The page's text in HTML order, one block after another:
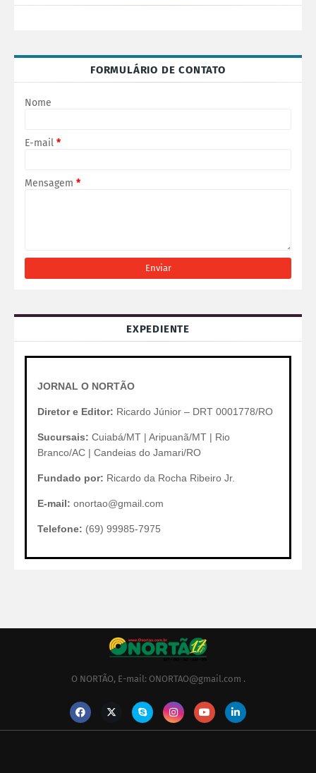
FORMULÁRIO DE CONTATO
Nome
E-mail *
Mensagem *
EXPEDIENTE
JORNAL O NORTÃO
Diretor e Editor: Ricardo Júnior – DRT 0001778/RO
Sucursais: Cuiabá/MT | Aripuanã/MT | Rio
Branco/AC | Candeias do Jamari/RO
Fundado por: Ricardo da Rocha Ribeiro Jr.
E-mail: onortao@gmail.com
Telefone: (69) 99985-7975
O NORTÃO, E-mail: ONORTAO@gmail.com .